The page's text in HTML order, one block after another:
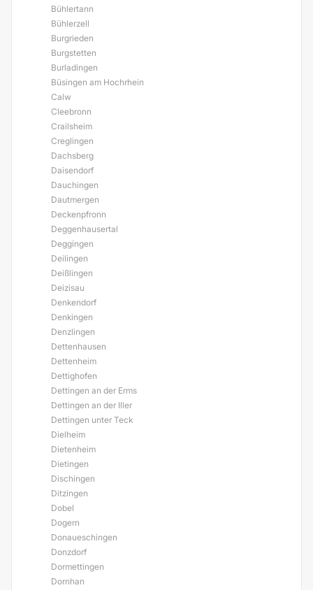
Bühlertann
Bühlerzell
Burgrieden
Burgstetten
Burladingen
Büsingen am Hochrhein
Calw
Cleebronn
Crailsheim
Creglingen
Dachsberg
Daisendorf
Dauchingen
Dautmergen
Deckenpfronn
Deggenhausertal
Deggingen
Deilingen
Deißlingen
Deizisau
Denkendorf
Denkingen
Denzlingen
Dettenhausen
Dettenheim
Dettighofen
Dettingen an der Erms
Dettingen an der Iller
Dettingen unter Teck
Dielheim
Dietenheim
Dietingen
Dischingen
Ditzingen
Dobel
Dogern
Donaueschingen
Donzdorf
Dormettingen
Dornhan